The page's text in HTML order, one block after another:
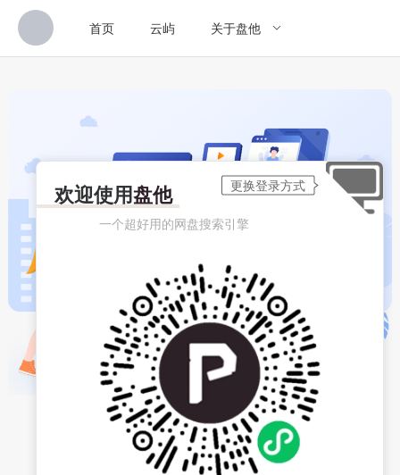
首页 云屿 关于盘他
欢迎使用盘他
一个超好用的网盘搜索引擎